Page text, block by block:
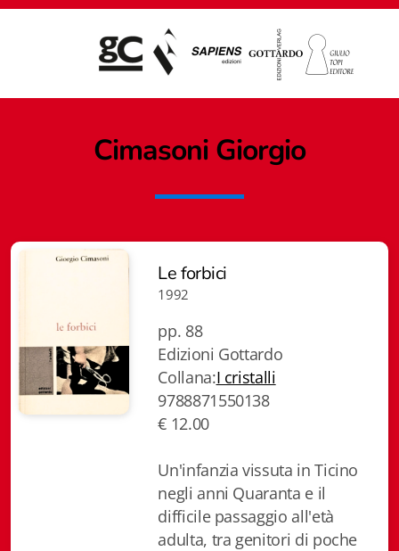
Cimasoni Giorgio
Le forbici
1992
pp. 88
Edizioni Gottardo
Collana:I cristalli
9788871550138
€ 12.00
Un'infanzia vissuta in Ticino
negli anni Quaranta e il
difficile passaggio all'età
adulta, tra genitori di poche
Giampiero Casagrande editore
Biblioteca letteraria Nord-Sud